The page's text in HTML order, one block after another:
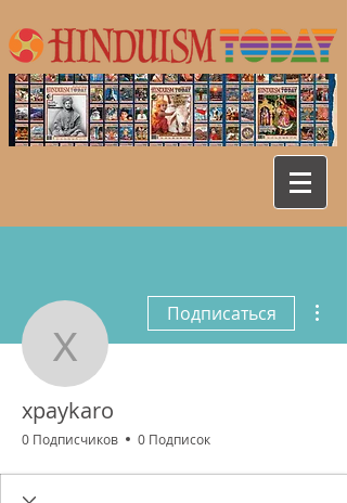
xpaykaro
Подписаться
xpaykaro
0 Подписчиков 0 Подписок